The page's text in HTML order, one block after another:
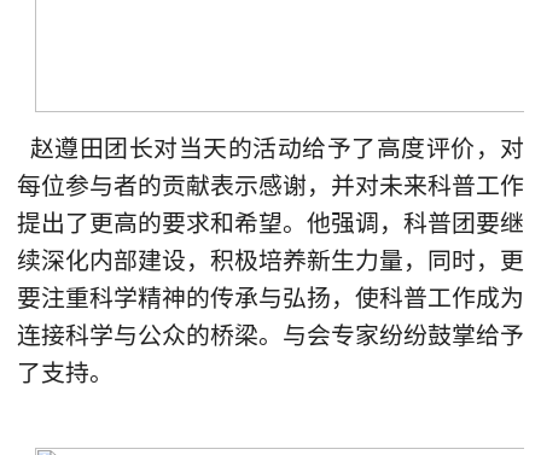
赵遵田团长对当天的活动给予了高度评价，对
每位参与者的贡献表示感谢，并对未来科普工作
提出了更高的要求和希望。他强调，科普团要继
续深化内部建设，积极培养新生力量，同时，更
要注重科学精神的传承与弘扬，使科普工作成为
连接科学与公众的桥梁。与会专家纷纷鼓掌给予
了支持。